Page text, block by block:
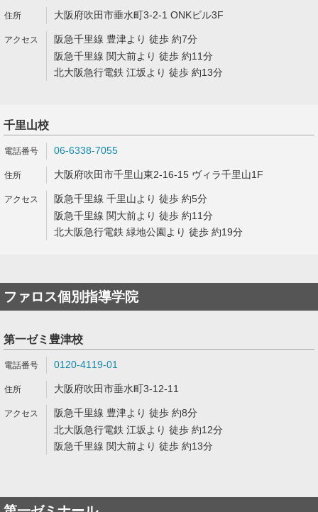
大阪府吹田市垂水町3-2-1 ONKビル3F
阪急千里線 豊津より 徒歩 約7分
阪急千里線 関大前より 徒歩 約11分
北大阪急行電鉄 江坂より 徒歩 約13分
千里山校
06-6338-7055
大阪府吹田市千里山東2-16-15 ヴィラ千里山1F
阪急千里線 千里山より 徒歩 約5分
阪急千里線 関大前より 徒歩 約11分
北大阪急行電鉄 緑地公園より 徒歩 約19分
ファロス個別指導学院
第一ゼミ豊津校
0120-4119-01
大阪府吹田市垂水町3-12-11
阪急千里線 豊津より 徒歩 約8分
北大阪急行電鉄 江坂より 徒歩 約12分
阪急千里線 関大前より 徒歩 約13分